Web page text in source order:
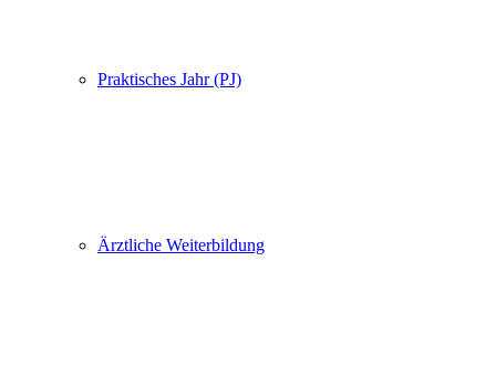
Praktisches Jahr (PJ)
Ärztliche Weiterbildung